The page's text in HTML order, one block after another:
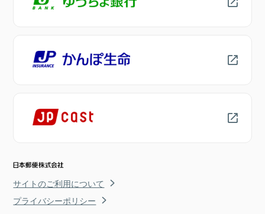
サイトのご利用について
プライバシーポリシー